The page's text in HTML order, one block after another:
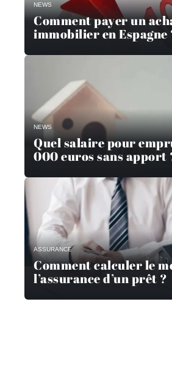
NEWS
Comment payer un
immobilier en Espagne
NEWS
Quel salaire pour
000 euros sans apport
ASSURANCE
Comment calculer le
l’assurance d’un prêt ?